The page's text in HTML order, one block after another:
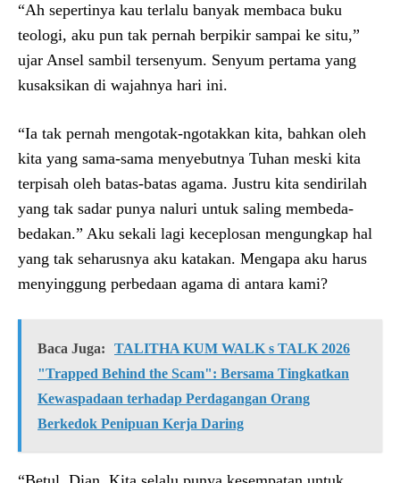
“Ah sepertinya kau terlalu banyak membaca buku
teologi, aku pun tak pernah berpikir sampai ke situ,”
ujar Ansel sambil tersenyum. Senyum pertama yang
kusaksikan di wajahnya hari ini.
“Ia tak pernah mengotak-ngotakkan kita, bahkan oleh
kita yang sama-sama menyebutnya Tuhan meski kita
terpisah oleh batas-batas agama. Justru kita sendirilah
yang tak sadar punya naluri untuk saling membeda-
bedakan.” Aku sekali lagi keceplosan mengungkap hal
yang tak seharusnya aku katakan. Mengapa aku harus
menyinggung perbedaan agama di antara kami?
Baca Juga:
TALITHA KUM WALK s TALK 2026
"Trapped Behind the Scam": Bersama Tingkatkan
Kewaspadaan terhadap Perdagangan Orang
Berkedok Penipuan Kerja Daring